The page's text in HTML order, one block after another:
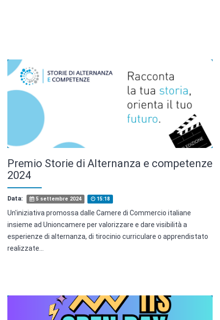
Premio Storie di Alternanza e competenze
2024
Data: 5 settembre 2024 15:18
Un'iniziativa promossa dalle Camere di Commercio italiane
insieme ad Unioncamere per valorizzare e dare visibilità a
esperienze di alternanza, di tirocinio curriculare o apprendistato
realizzate...